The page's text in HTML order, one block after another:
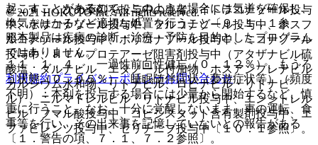
２．４． 次の薬剤を投与中の患者：イトラコナゾール投与
中、ポサコナゾール投与中、フルコナゾール投与中、ホスフ
ルコナゾール投与中、ボリコナゾール投与中、ミコナゾール
投与中、ＨＩＶプロテアーゼ阻害剤投与中（アタザナビル硫
酸塩、ダルナビル エタノール付加物、ホスアンプレナビル
カルシウム水和物、リトナビル、ロピナビル・リトナビ
ル）、ニルマトレルビル・リトナビル投与中、エンシトレル
ビル フマル酸投与中、コビシスタット含有製剤投与中、エ
ファビレンツ投与中、セリチニブ投与中〔１０．１参照〕。
起こすことがあるので、このような場合には気道を確保し、
換気をはかるなど適切な処置を行うこと〔９．１．１参
照〕。
１１．１．４． 一過性前向性健忘（０．１２％）、もうろ
う状態（０．０５％）、睡眠随伴症状（夢遊症状等）（頻度
不明）：本剤を投与する場合には少量から開始するなど、慎
重に行うこと。なお、十分に覚醒しないまま、車の運転、食
事等を行い、その出来事を記憶していないとの報告がある
〔１．警告の項、７．１、７．２参照〕。
© 2021 HOKUTO Inc. All rights reserved.
※本製品は疾病の診断・治療・予防を目的としたプログラム
ではありません。
利用規約プライバシーポリシーお問い合わせ